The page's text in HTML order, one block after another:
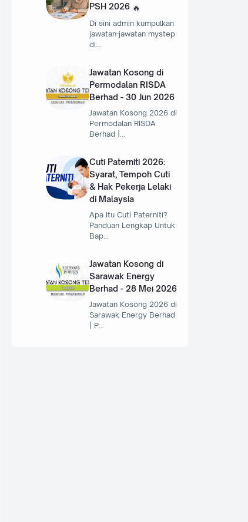
PSH 2026
Di sini admin kumpulkan
jawatan-jawatan mystep
di…
Jawatan Kosong di
Permodalan RISDA
Berhad - 30 Jun 2026
Jawatan Kosong 2026 di
Permodalan RISDA
Cuti Paterniti 2026:
Syarat, Tempoh Cuti
& Hak Pekerja Lelaki
di Malaysia
Apa Itu Cuti Paterniti?
Panduan Lengkap Untuk
Bap…
Jawatan Kosong di
Sarawak Energy
Berhad - 28 Mei 2026
Jawatan Kosong 2026 di
Sarawak Energy Berhad
| P…